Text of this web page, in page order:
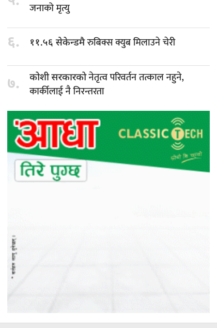
जनाको मृत्यु
६. ११.५६ सेकेन्डमैरुबिक्स क्युब मिलाउने चेरी
७. कोशी सरकारकोनेतृत्व परिवर्तन तत्काल नहुने,
कार्कीलाई नै निरन्तरता